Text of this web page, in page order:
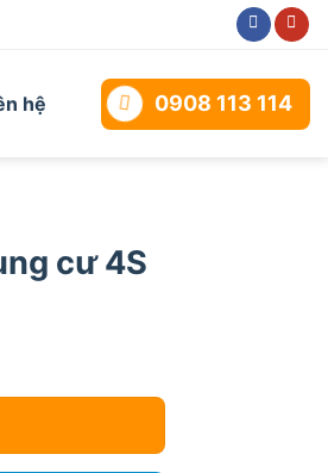
hệ 0908 113 114
cư 4S